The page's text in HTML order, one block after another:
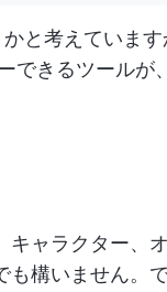
と考えていま
できるツールが
ャラクター、
構いません。